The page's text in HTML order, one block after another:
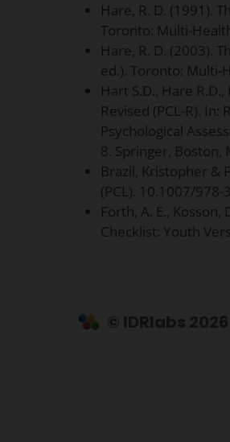
Hare, R. D. (1991).
Toronto: Multi-
Hare, R. D. (2003).
ed.). Toronto: Multi-
Hart S.D., Hare
Revised (PCL-R). In:
Psychological
8. Springer, Boston,
Brazil, Kristopher &
(PCL). 10.1007/
Forth, A. E., Kosson,
Checklist: Youth